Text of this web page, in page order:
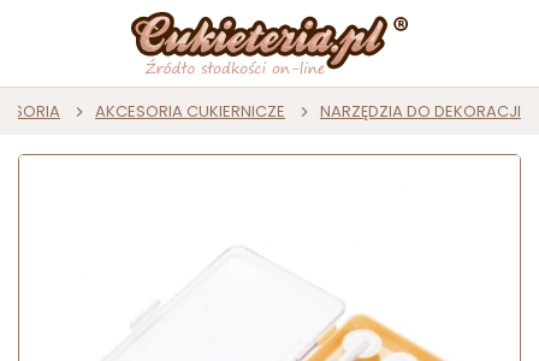
AKCESORIA CUKIERNICZE NARZĘDZIA DO DEKORACJI